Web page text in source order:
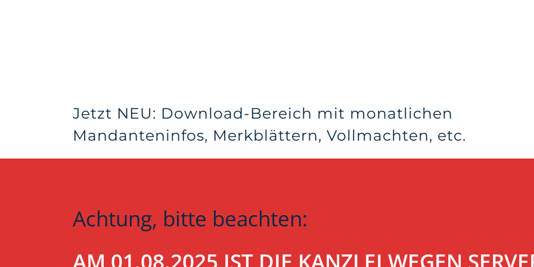
Jetzt NEU: Download-Bereich mit monatlichen
Mandanteninfos, Merkblättern, Vollmachten, etc.
Achtung, bitte beachten:
AM 01.08.2025 IST DIE KANZLEI WEGEN